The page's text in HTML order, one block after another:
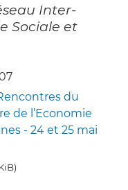
Inter-
Sociale et
du
de l’Economie
- 24 et 25 mai